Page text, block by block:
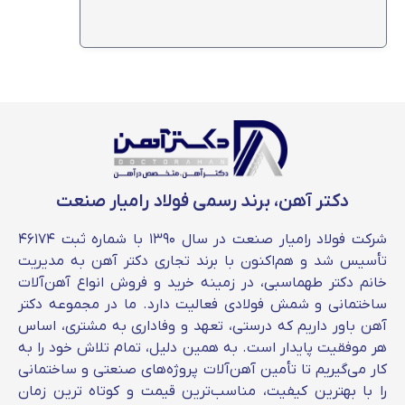
گرید های مختلف ورق اسید شویی
ورق های اسید شویی بر اساس ترکیباتی که دارد، در
گرید های مختلفی تولید می شود؛ از انواع گرید های
ورق اسیدشویی می توان به موارد زیر اشاره کرد:
STW22
SW22
STW24
STW37
DD13
SS11
دکتر آهن، برند رسمی فولاد رامیار صنعت
شرکت فولاد رامیار صنعت در سال ۱۳۹۰ با شماره ثبت ۴۶۱۷۴
تأسیس شد و هم‌اکنون با برند تجاری دکتر آهن به مدیریت
خانم دکتر طهماسبی، در زمینه خرید و فروش انواع آهن‌آلات
ساختمانی و شمش فولادی فعالیت دارد. ما در مجموعه دکتر
آهن باور داریم که درستی، تعهد و وفاداری به مشتری، اساس
هر موفقیت پایدار است. به همین دلیل، تمام تلاش خود را به
کار می‌گیریم تا تأمین آهن‌آلات پروژه‌های صنعتی و ساختمانی
را با بهترین کیفیت، مناسب‌ترین قیمت و کوتاه‌ ترین زمان